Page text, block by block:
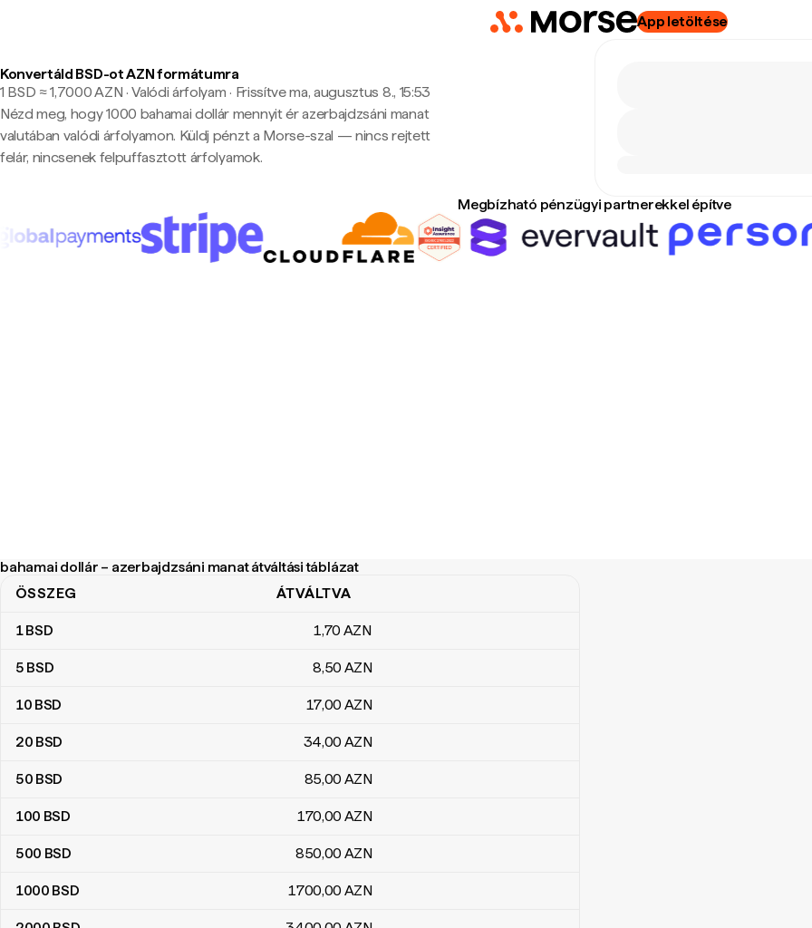
App letöltése
Konvertáld BSD-ot AZN formátumra
1 BSD ≈ 1,7000 AZN · Valódi árfolyam · Frissítve ma, augusztus 8., 15:53
Nézd meg, hogy 1000 bahamai dollár mennyit ér azerbajdzsáni manat
valutában valódi árfolyamon. Küldj pénzt a Morse-szal — nincs rejtett
felár, nincsenek felpuffasztott árfolyamok.
Megbízható pénzügyi partnerekkel építve
bahamai dollár – azerbajdzsáni manat átváltási táblázat
bahamai dollár – azerbajdzsáni manat átváltási táblázat
ÖSSZEG ÁTVÁLTVA
1BSD 1,70 AZN
5 BSD 8,50 AZN
10 BSD 17,00 AZN
20 BSD 34,00 AZN
50 BSD 85,00 AZN
100 BSD 170,00 AZN
500 BSD 850,00 AZN
1000 BSD 1700,00 AZN